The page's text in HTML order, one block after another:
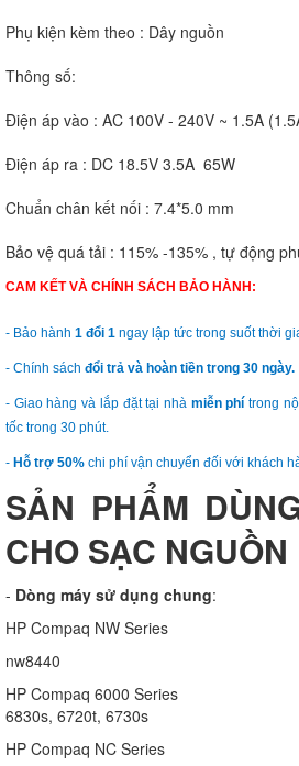
Phụ kiện kèm theo : Dây nguồn
Thông số:
Điện áp vào : AC 100V - 240V ~ 1.5A
Điện áp ra : DC 18.5V 3.5A 65W
Chuẩn chân kết nối : 7.4*5.0 mm
Bảo vệ quá tải : 115% -135% , tự động
CAM KẾT VÀ CHÍNH SÁCH BẢO HÀNH:
- Bảo hành 1 đổi 1 ngay lập tức trong suốt thời
- Chính sách đổi trả và hoàn tiền trong 30 ngày.
- Giao hàng và lắp đặt tại nhà miễn phí trong
tốc trong 30 phút.
- Hỗ trợ 50% chi phí vận chuyển đối với khách
SẢN PHẨM
CHO SẠC
- Dòng máy sử dụng chung:
HP Compaq NW Series
nw8440
HP Compaq 6000 Series
6830s, 6720t, 6730s
HP Compaq NC Series